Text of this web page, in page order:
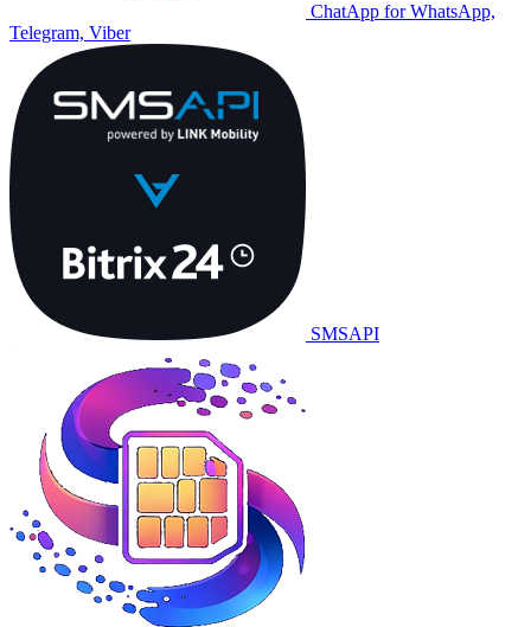
ChatApp for WhatsApp,
Telegram, Viber
SMSAPI